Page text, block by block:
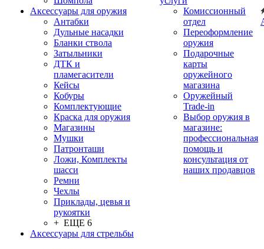
Аксессуары для оружия
Антабки
Дульные насадки
Бланки ствола
Затыльники
ДТК и
пламегасители
Кейсы
Кобуры
Комплектующие
Краска для оружия
Магазины
Мушки
Патронташи
Ложи, Комплекты
шасси
Ремни
Чехлы
Приклады, цевья и
рукоятки
+ ЕЩЕ 6
Аксессуары для стрельбы
Комиссионный
отдел
Переоформление
оружия
Подарочные
карты
оружейного
магазина
Оружейный
Trade-in
Выбор оружия в
магазине:
профессиональная
помощь и
консультация от
наших продавцов